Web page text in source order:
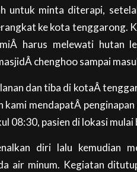
untuk minta diterapi,
ke kota tenggarong.
harus melewati hutan
chenghoo sampai
dan tiba di kotaÂ
kami mendapatÂ
08:30, pasien di lokasi
diri lalu kemudian
air minum. Kegiatan